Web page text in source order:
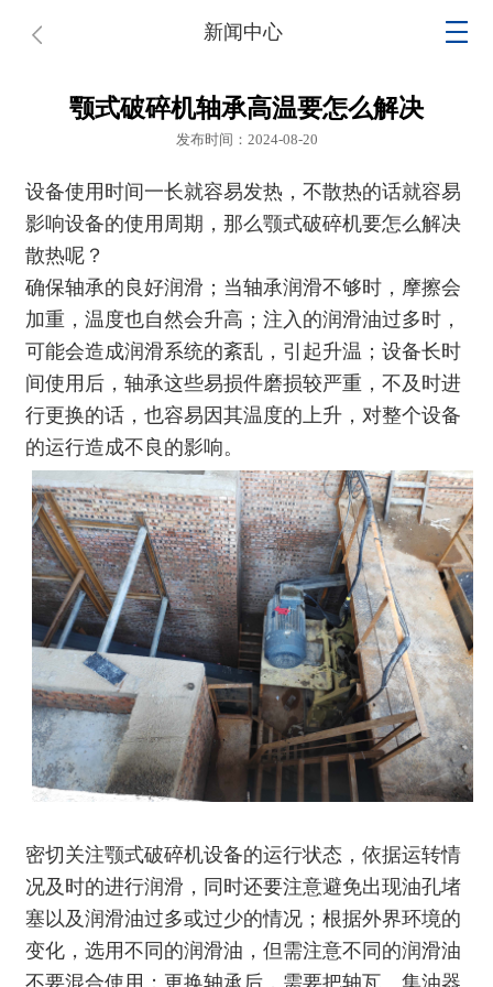
新闻中心
颚式破碎机轴承高温要怎么解决
发布时间：2024-08-20
设备使用时间一长就容易发热，不散热的话就容易
影响设备的使用周期，那么颚式破碎机要怎么解决
散热呢？
确保轴承的良好润滑；当轴承润滑不够时，摩擦会
加重，温度也自然会升高；注入的润滑油过多时，
可能会造成润滑系统的紊乱，引起升温；设备长时
间使用后，轴承这些易损件磨损较严重，不及时进
行更换的话，也容易因其温度的上升，对整个设备
的运行造成不良的影响。
密切关注颚式破碎机设备的运行状态，依据运转情
况及时的进行润滑，同时还要注意避免出现油孔堵
塞以及润滑油过多或过少的情况；根据外界环境的
变化，选用不同的润滑油，但需注意不同的润滑油